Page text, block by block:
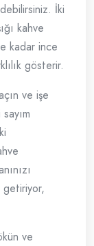
İki
kahve
kadar ince
gösterir.
ve işe
getiriyor,
ve